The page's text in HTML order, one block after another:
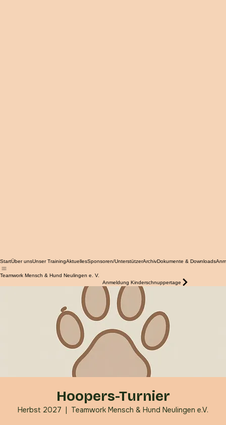
Start AktuellesSponsoren/UnterstützerArchiv Dokumente & Downloads
Anmeldung Kinderschnuppertage